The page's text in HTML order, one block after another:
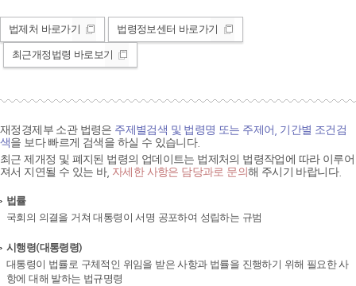
법제처 바로가기 법령정보센터 바로가기
최근개정법령 바로보기
재정경제부 소관 법령은 주제별검색 및 법령명 또는 주제어, 기간별 조건검
색을 보다 빠르게 검색을 하실 수 있습니다.
최근 제개정 및 폐지된 법령의 업데이트는 법제처의 법령작업에 따라 이루어
져서 지연될 수 있는 바, 자세한 사항은 담당과로 문의해 주시기 바랍니다.
법률
국회의 의결을 거쳐 대통령이 서명 공포하여 성립하는 규범
시행령(대통령령)
대통령이 법률로 구체적인 위임을 받은 사항과 법률을 진행하기 위해 필요한 사
항에 대해 발하는 법규명령